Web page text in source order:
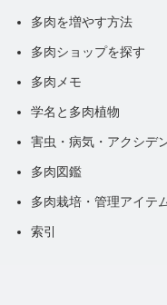
多肉を増やす方法
多肉ショップを探す
多肉メモ
学名と多肉植物
害虫・病気・アクシデ
多肉図鑑
多肉栽培・管理アイテ
索引